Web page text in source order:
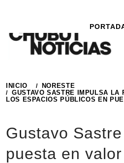
contenido
INICIO
NORESTE
GUSTAVO SASTRE IMPULSA LA
LOS ESPACIOS PÚBLICOS EN
Gustavo
puesta en